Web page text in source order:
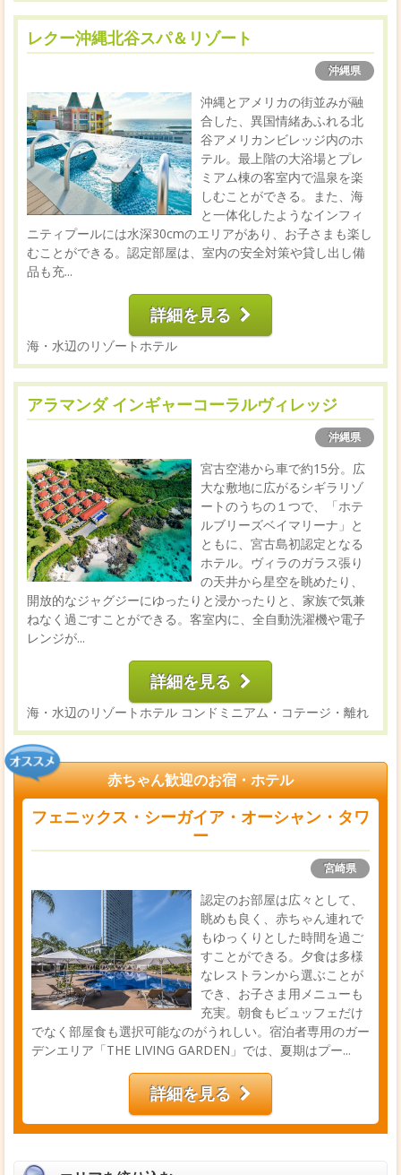
レクー沖縄北谷スパ＆リゾート
沖縄県
沖縄とアメリカの街並みが融
合した、異国情緒あふれる北
谷アメリカンビレッジ内のホ
テル。最上階の大浴場とプレ
ミアム棟の客室内で温泉を楽
しむことができる。また、海
と一体化したようなインフィ
ニティプールには水深30cmのエリアがあり、お子さまも楽し
むことができる。認定部屋は、室内の安全対策や貸し出し備
品も充...
詳細を見る
海・水辺のリゾートホテル
アラマンダ インギャーコーラルヴィレッジ
沖縄県
宮古空港から車で約15分。広
大な敷地に広がるシギラリゾ
ートのうちの１つで、「ホテ
ルブリーズベイマリーナ」と
ともに、宮古島初認定となる
ホテル。ヴィラのガラス張り
の天井から星空を眺めたり、
開放的なジャグジーにゆったりと浸かったりと、家族で気兼
ねなく過ごすことができる。客室内に、全自動洗濯機や電子
レンジが...
詳細を見る
海・水辺のリゾートホテル コンドミニアム・コテージ・離れ
赤ちゃん歓迎のお宿・ホテル
フェニックス・シーガイア・オーシャン・タワ
ー
宮崎県
認定のお部屋は広々として、
眺めも良く、赤ちゃん連れで
もゆっくりとした時間を過ご
すことができる。夕食は多様
なレストランから選ぶことが
でき、お子さま用メニューも
充実。朝食もビュッフェだけ
でなく部屋食も選択可能なのがうれしい。宿泊者専用のガー
デンエリア「THE LIVING GARDEN」では、夏期はプー...
詳細を見る